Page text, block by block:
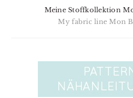
Meine Stoffkollektion
My fabric line Mon